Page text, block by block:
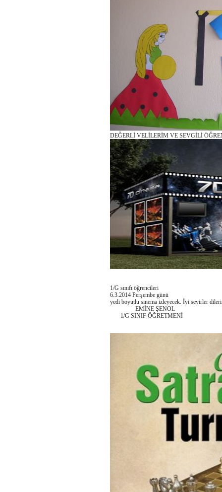
DEĞERLİ VELİLERİM VE SEVGİLİ
1/G sınıfı öğrencileri
6.3.2014 Perşembe günü
yedi boyutlu sinema izleyecek. İyi seyirler
EMİNE ŞENOL
1/G SINIF ÖĞRETMENİ